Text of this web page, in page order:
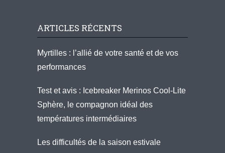
ARTICLES RÉCENTS
Myrtilles : l’allié de votre santé et de vos
performances
Test et avis : Icebreaker Merinos Cool-Lite
Sphère, le compagnon idéal des
températures intermédiaires
Les difficultés de la saison estivale